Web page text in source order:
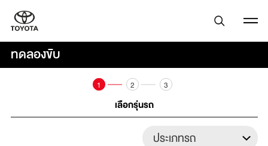
ทดลองขับ
1
เลือกรุ่นรถ
2 3